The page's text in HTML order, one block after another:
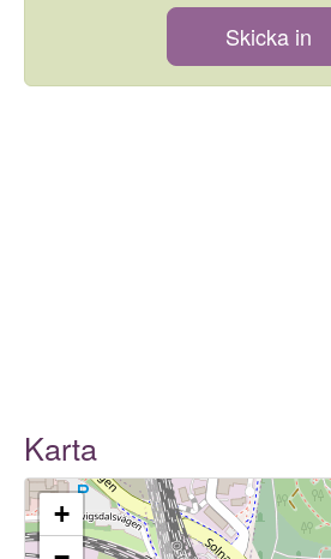
Skicka in
Karta
+